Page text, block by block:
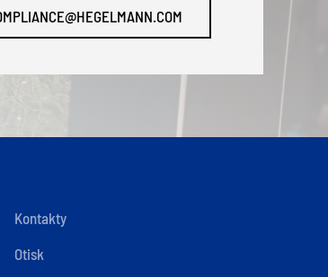
Kontakty
Otisk